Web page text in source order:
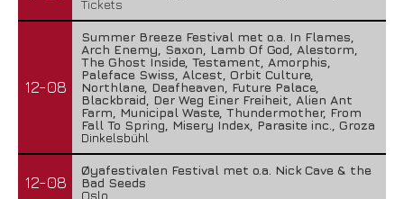
Tickets
12-08
Summer Breeze Festival met o.a. In Flames,
Arch Enemy, Saxon, Lamb Of God, Alestorm,
The Ghost Inside, Testament, Amorphis,
Paleface Swiss, Alcest, Orbit Culture,
Northlane, Deafheaven, Future Palace,
Blackbraid, Der Weg Einer Freiheit, Alien Ant
Farm, Municipal Waste, Thundermother, From
Fall To Spring, Misery Index, Parasite inc., Groza
Dinkelsbühl
12-08
Øyafestivalen Festival met o.a. Nick Cave & the
Bad Seeds
Oslo